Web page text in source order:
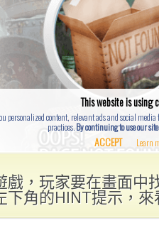
戲，玩家要在畫面中
下角的HINT提示，